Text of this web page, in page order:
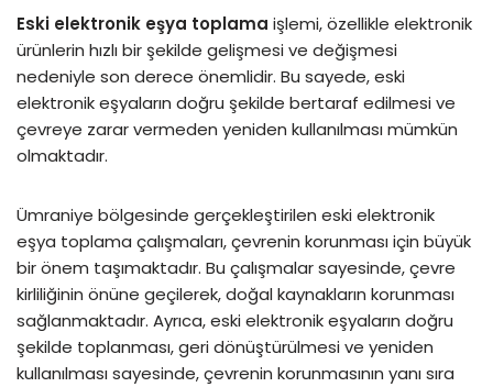
Eski elektronik eşya toplama işlemi, özellikle elektronik
ürünlerin hızlı bir şekilde gelişmesi ve değişmesi
nedeniyle son derece önemlidir. Bu sayede, eski
elektronik eşyaların doğru şekilde bertaraf edilmesi ve
çevreye zarar vermeden yeniden kullanılması mümkün
olmaktadır.
Ümraniye bölgesinde gerçekleştirilen eski elektronik
eşya toplama çalışmaları, çevrenin korunması için büyük
bir önem taşımaktadır. Bu çalışmalar sayesinde, çevre
kirliliğinin önüne geçilerek, doğal kaynakların korunması
sağlanmaktadır. Ayrıca, eski elektronik eşyaların doğru
şekilde toplanması, geri dönüştürülmesi ve yeniden
kullanılması sayesinde, çevrenin korunmasının yanı sıra